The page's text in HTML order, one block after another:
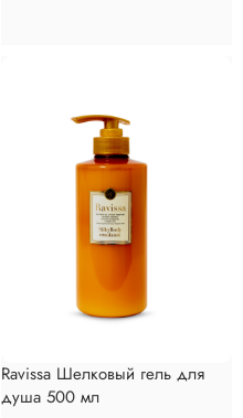
Ravissa Шелковый гель для
душа 500 мл